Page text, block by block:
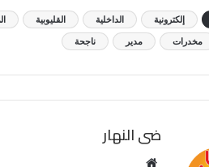
إلكترونية الداخلية القليوبية
مخدرات مدير ناجحة
ضى النهار